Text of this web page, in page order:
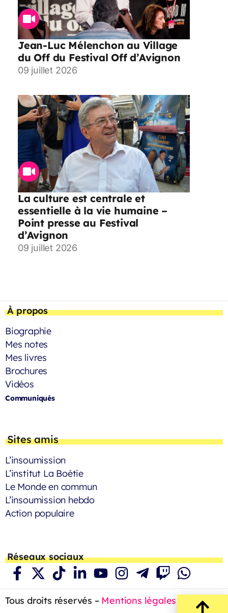
Jean-Luc Mélenchon au Village
du Off du Festival Off d’Avignon
09 juillet 2026
La culture est centrale et
essentielle à la vie humaine –
Point presse au Festival
d’Avignon
09 juillet 2026
À propos
Biographie
Mes notes
Mes livres
Brochures
Vidéos
Communiqués
Sites amis
L’insoumission
L’institut La Boétie
Le Monde en commun
L’insoumission hebdo
Action populaire
Réseaux sociaux
Tous droits réservés – Mentions légales – 2023